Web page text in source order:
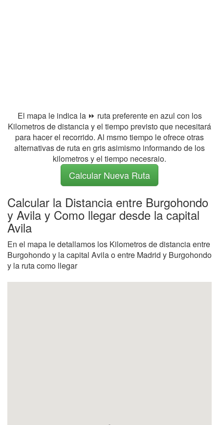
El mapa le indica la ⏩ ruta preferente en azul con los
Kilometros de distancia y el tiempo previsto que necesitará
para hacer el recorrido. Al msmo tiempo le ofrece otras
alternativas de ruta en gris asimismo informando de los
kilometros y el tiempo necesraio.
Calcular Nueva Ruta
Calcular la Distancia entre Burgohondo
y Avila y Como llegar desde la capital
Avila
En el mapa le detallamos los Kilometros de distancia entre
Burgohondo y la capital Avila o entre Madrid y Burgohondo
y la ruta como llegar